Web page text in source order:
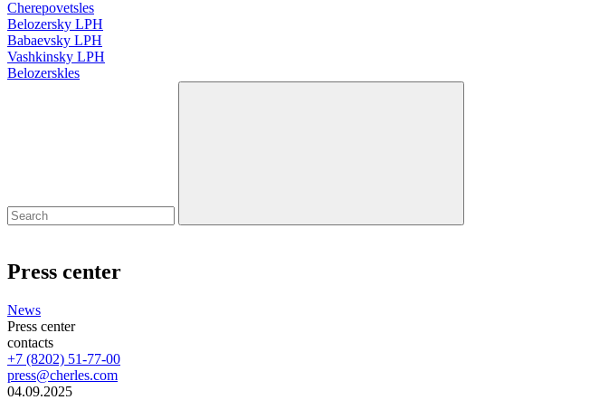
Cherepovetsles
Belozersky LPH
Babaevsky LPH
Vashkinsky LPH
Belozerskles
Press center
News
Press center
contacts
+7 (8202) 51-77-00
press@cherles.com
04.09.2025